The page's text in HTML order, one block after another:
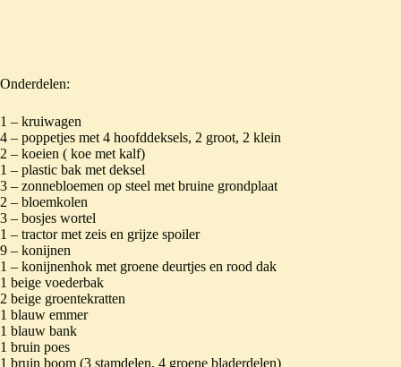
Onderdelen:
1 – kruiwagen
4 – poppetjes met 4 hoofddeksels, 2 groot, 2 klein
2 – koeien ( koe met kalf)
1 – plastic bak met deksel
3 – zonnebloemen op steel met bruine grondplaat
2 – bloemkolen
3 – bosjes wortel
1 – tractor met zeis en grijze spoiler
9 – konijnen
1 – konijnenhok met groene deurtjes en rood dak
1 beige voederbak
2 beige groentekratten
1 blauw emmer
1 blauw bank
1 bruin poes
1 bruin boom (3 stamdelen, 4 groene bladerdelen)